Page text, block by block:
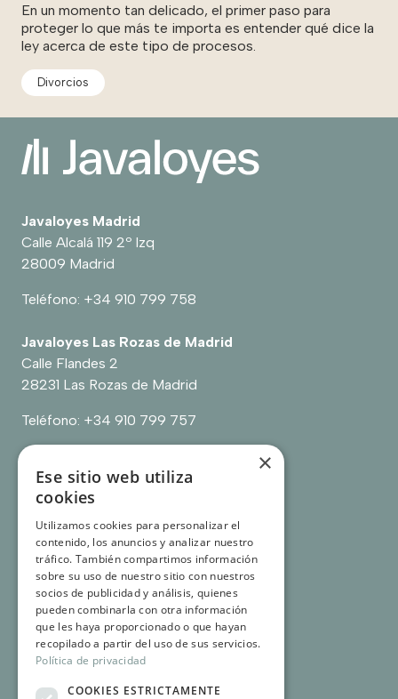
En un momento tan delicado, el primer paso para
proteger lo que más te importa es entender qué dice la
ley acerca de este tipo de procesos.
Divorcios
Javaloyes Madrid
Calle Alcalá 119 2º Izq
28009 Madrid
Teléfono: +34 910 799 758
Javaloyes Las Rozas de Madrid
Calle Flandes 2
28231 Las Rozas de Madrid
Teléfono: +34 910 799 757
Enlaces:
Contacto
Sobre nosotros
Casos de éxito
Testimonios
×
Ese sitio web utiliza
cookies
Utilizamos cookies para personalizar el
contenido, los anuncios y analizar nuestro
tráfico. También compartimos información
sobre su uso de nuestro sitio con nuestros
socios de publicidad y análisis, quienes
pueden combinarla con otra información
que les haya proporcionado o que hayan
recopilado a partir del uso de sus servicios.
Política de privacidad
COOKIES ESTRICTAMENTE